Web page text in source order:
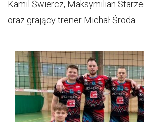
Kamil Świercz, Maksymilian
oraz grający trener Michał Środa.